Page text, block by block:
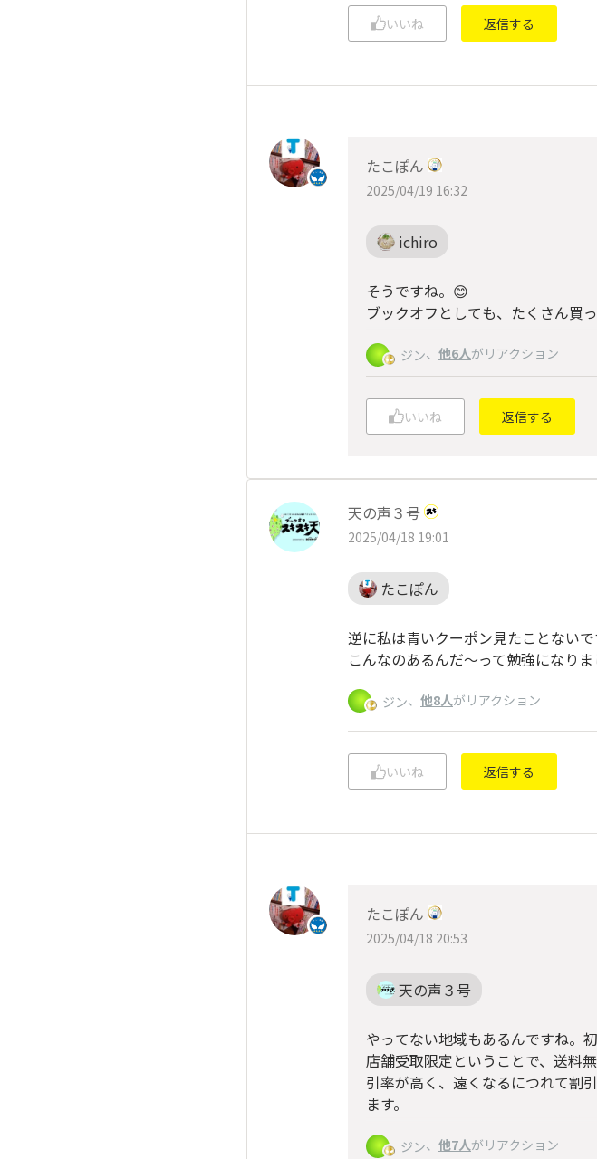
いいね 返信する
たこぽん
2025/04/19 16:32
ichiro
そうですね。😊
ブックオフとしても、たくさん買
ジン、 他6人がリアクション
いいね 返信する
天の声３号
2025/04/18 19:01
たこぽん
逆に私は青いクーポン見たことない
こんなのあるんだ〜って勉強になりま
ジン、 他8人がリアクション
いいね 返信する
たこぽん
2025/04/18 20:53
天の声３号
やってない地域もあるんですね。
店舗受取限定ということで、送料
引率が高く、遠くなるにつれて割
ます。
ジン、 他7人がリアクション